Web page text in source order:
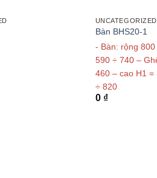
UNCATEGORIZED
Bàn BHS20-1
- Bàn: rộng
590 ÷ 740 –
460 – cao H1 =
÷ 820
0 ₫